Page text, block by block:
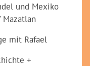
und Mexiko
mit Rafael
+